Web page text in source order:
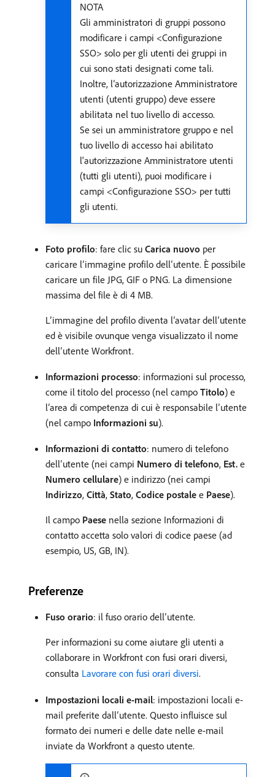
NOTA
Gli amministratori di gruppi possono
modificare i campi <Configurazione
SSO> solo per gli utenti dei gruppi in
cui sono stati designati come tali.
Inoltre, l’autorizzazione Amministratore
utenti (utenti gruppo) deve essere
abilitata nel tuo livello di accesso.
Se sei un amministratore gruppo e nel
tuo livello di accesso hai abilitato
l'autorizzazione Amministratore utenti
(tutti gli utenti), puoi modificare i
campi <Configurazione SSO> per tutti
gli utenti.
Foto profilo: fare clic su Carica nuovo per
caricare l’immagine profilo dell’utente. È possibile
caricare un file JPG, GIF o PNG. La dimensione
massima del file è di 4 MB.
L’immagine del profilo diventa l’avatar dell’utente
ed è visibile ovunque venga visualizzato il nome
dell’utente Workfront.
Informazioni processo: informazioni sul processo,
come il titolo del processo (nel campo Titolo) e
l’area di competenza di cui è responsabile l’utente
(nel campo Informazioni su).
Informazioni di contatto: numero di telefono
dell’utente (nei campi Numero di telefono, Est. e
Numero cellulare) e indirizzo (nei campi
Indirizzo, Città, Stato, Codice postale e Paese).
Il campo Paese nella sezione Informazioni di
contatto accetta solo valori di codice paese (ad
esempio, US, GB, IN).
Preferenze
Fuso orario: il fuso orario dell’utente.
Per informazioni su come aiutare gli utenti a
collaborare in Workfront con fusi orari diversi,
consulta Lavorare con fusi orari diversi.
Impostazioni locali e-mail: impostazioni locali e-
mail preferite dall’utente. Questo influisce sul
formato dei numeri e delle date nelle e-mail
inviate da Workfront a questo utente.